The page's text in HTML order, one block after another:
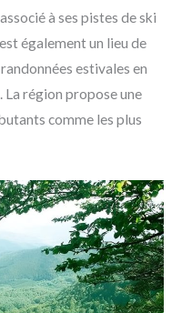
à ses pistes de ski
également un lieu de
estivales en
région propose une
comme les plus